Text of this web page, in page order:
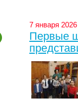
7 января
Первые